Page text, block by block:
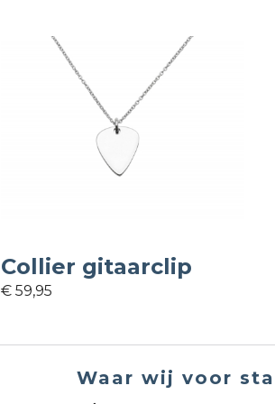
Collier gitaarclip
€ 59,95
Waar wij voor